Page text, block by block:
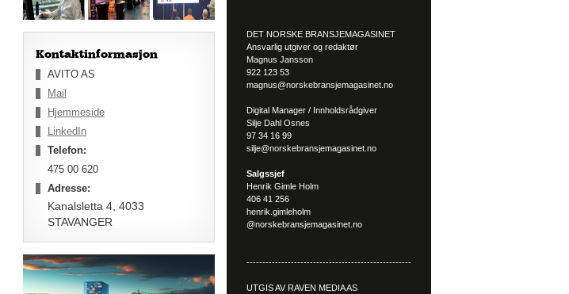
Kontaktinformasjon
AVITO AS
Mail
Hjemmeside
LinkedIn
Telefon:
475 00 620
Adresse:
Kanalsletta 4, 4033
STAVANGER
DET NORSKE BRANSJEMAGASINET
Ansvarlig utgiver og redaktør
Magnus Jansson
922 123 53
magnus@norskebransjemagasinet.no
Digital Manager / Innholdsrådgiver
Silje Dahl Osnes
97 34 16 99
silje@norskebransjemagasinet.no
Salgssjef
Henrik Gimle Holm
406 41 256
henrik.gimleholm
@norskebransjemagasinet.no
----------------------------------------------------
UTGIS AV RAVEN MEDIA AS